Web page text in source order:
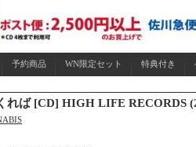
予約商品 WN限定セット 特典付き
れば [CD] HIGH LIFE RECORDS